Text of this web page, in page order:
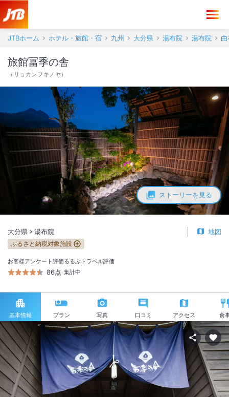
JTBホーム ホテル・旅館・宿 九州 大分県 湯布院 湯布院
ストーリーを見る
旅館冨季の舎
（ リョカンフキノヤ ）
大分県 湯布院 地図
ふるさと納税対象施設
お客様アンケート評価
86点
るるぶトラベル評価
集計中
基本情報 プラン 写真 口コミ アクセス 食